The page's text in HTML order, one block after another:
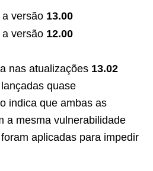
a versão 13.00
a versão 12.00
nas atualizações 13.02
quase
indica que ambas as
a mesma vulnerabilidade
aplicadas para impedir